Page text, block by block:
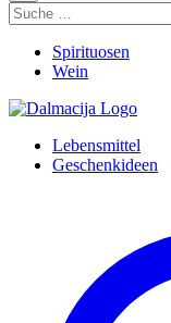
Suche:
Spirituosen
Wein
Lebensmittel
Geschenkideen